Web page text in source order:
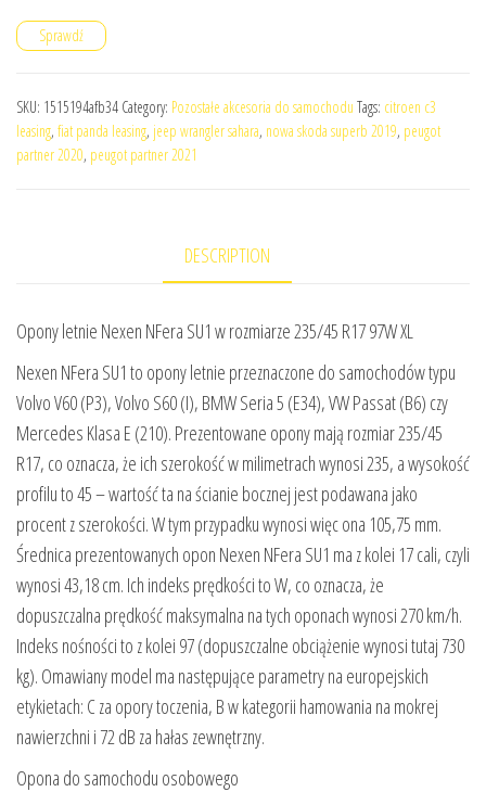
Sprawdź
SKU: 1515194afb34 Category: Pozostałe akcesoria do samochodu Tags: citroen c3
leasing, fiat panda leasing, jeep wrangler sahara, nowa skoda superb 2019, peugot
partner 2020, peugot partner 2021
DESCRIPTION
Opony letnie Nexen NFera SU1 w rozmiarze 235/45 R17 97W XL
Nexen NFera SU1 to opony letnie przeznaczone do samochodów typu
Volvo V60 (P3), Volvo S60 (I), BMW Seria 5 (E34), VW Passat (B6) czy
Mercedes Klasa E (210). Prezentowane opony mają rozmiar 235/45
R17, co oznacza, że ich szerokość w milimetrach wynosi 235, a wysokość
profilu to 45 – wartość ta na ścianie bocznej jest podawana jako
procent z szerokości. W tym przypadku wynosi więc ona 105,75 mm.
Średnica prezentowanych opon Nexen NFera SU1 ma z kolei 17 cali, czyli
wynosi 43,18 cm. Ich indeks prędkości to W, co oznacza, że
dopuszczalna prędkość maksymalna na tych oponach wynosi 270 km/h.
Indeks nośności to z kolei 97 (dopuszczalne obciążenie wynosi tutaj 730
kg). Omawiany model ma następujące parametry na europejskich
etykietach: C za opory toczenia, B w kategorii hamowania na mokrej
nawierzchni i 72 dB za hałas zewnętrzny.
Opona do samochodu osobowego